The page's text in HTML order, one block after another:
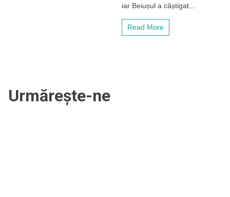
după
iar Beiușul a câștigat...
Read More
Urmărește-ne